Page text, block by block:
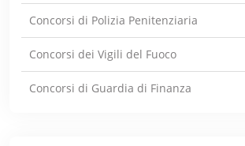
Concorsi di Polizia Penitenziaria
Concorsi dei Vigili del Fuoco
Concorsi di Guardia di Finanza